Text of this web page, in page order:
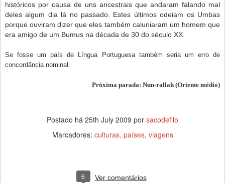
históricos por causa de uns ancestrais que andaram falando mal
deles algum dia lá no passado. Estes últimos odeiam os Umbas
porque ouviram dizer que eles também caluniaram um homem que
era amigo de um Bumus na década de 30 do século XX.
Se fosse um país de Língua Portuguesa também seria um erro de
concordância nominal.
Próxima parada: Nun-rallah (Oriente médio)
Postado há 25th July 2009 por sacodefilo
Marcadores: culturas países viagens
6 Ver comentários